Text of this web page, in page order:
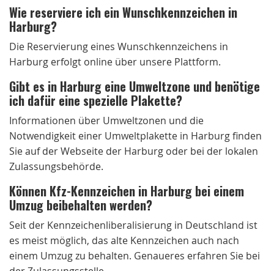
Wie reserviere ich ein Wunschkennzeichen in
Harburg?
Die Reservierung eines Wunschkennzeichens in
Harburg erfolgt online über unsere Plattform.
Gibt es in Harburg eine Umweltzone und benötige
ich dafür eine spezielle Plakette?
Informationen über Umweltzonen und die
Notwendigkeit einer Umweltplakette in Harburg finden
Sie auf der Webseite der Harburg oder bei der lokalen
Zulassungsbehörde.
Können Kfz-Kennzeichen in Harburg bei einem
Umzug beibehalten werden?
Seit der Kennzeichenliberalisierung in Deutschland ist
es meist möglich, das alte Kennzeichen auch nach
einem Umzug zu behalten. Genaueres erfahren Sie bei